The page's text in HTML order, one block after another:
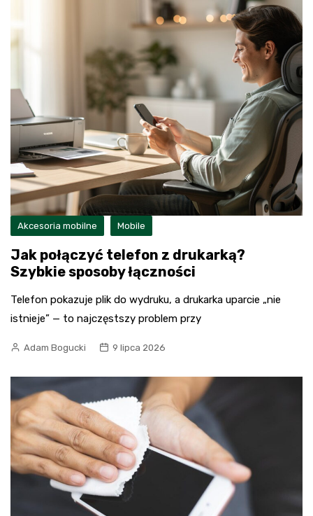
Akcesoria mobilne Mobile
Jak połączyć telefon z drukarką?
Szybkie sposoby łączności
Telefon pokazuje plik do wydruku, a drukarka uparcie „nie
istnieje” — to najczęstszy problem przy
Adam Bogucki 9 lipca 2026